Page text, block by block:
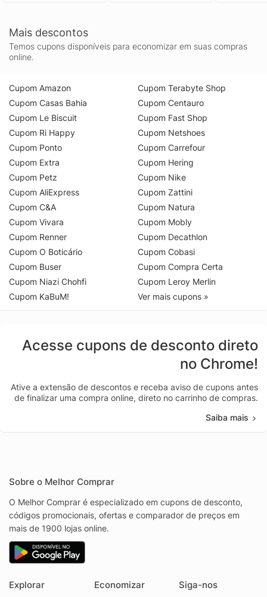
Mais descontos
Temos cupons disponíveis para economizar em suas compras
online.
Cupom Amazon
Cupom Casas Bahia
Cupom Le Biscuit
Cupom Ri Happy
Cupom Ponto
Cupom Extra
Cupom Petz
Cupom AliExpress
Cupom C&A
Cupom Vivara
Cupom Renner
Cupom O Boticário
Cupom Buser
Cupom Niazi Chohfi
Cupom KaBuM!
Cupom Terabyte Shop
Cupom Centauro
Cupom Fast Shop
Cupom Netshoes
Cupom Carrefour
Cupom Hering
Cupom Nike
Cupom Zattini
Cupom Natura
Cupom Mobly
Cupom Decathlon
Cupom Cobasi
Cupom Compra Certa
Cupom Leroy Merlin
Ver mais cupons »
Acesse cupons de desconto direto
no Chrome!
Ative a extensão de descontos e receba aviso de cupons antes
de finalizar uma compra online, direto no carrinho de compras.
Saiba mais
Sobre o Melhor Comprar
O Melhor Comprar é especializado em cupons de desconto,
códigos promocionais, ofertas e comparador de preços em
mais de 1900 lojas online.
Explorar Economizar Siga-nos